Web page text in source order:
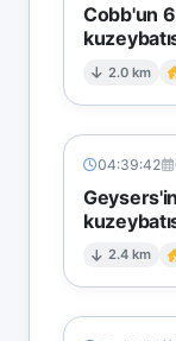
Cobb'un
2.0 km
04:39:42
2.4 km